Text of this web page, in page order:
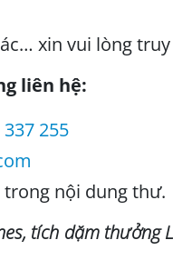
xin vui lòng
liên hệ:
337 255
trong nội dung thư.
tích dặm